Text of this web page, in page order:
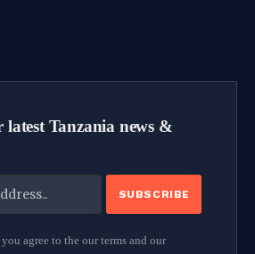
latest Tanzania news &
agree to the our terms and our